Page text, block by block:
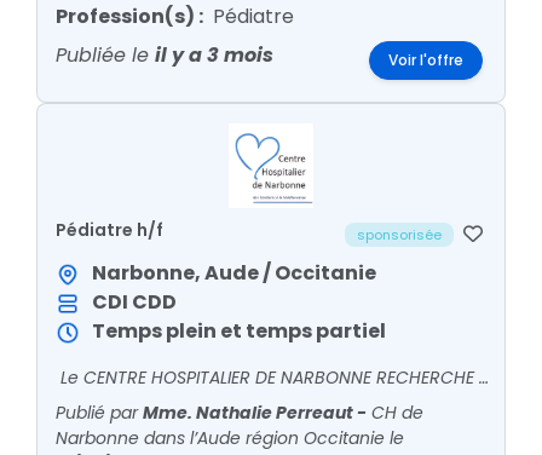
Profession(s) : Pédiatre
Publiée le il y a 3 mois Voir l'offre
Pédiatre h/f sponsorisée
Narbonne, Aude / Occitanie
CDI CDD
Temps plein et temps partiel
Le CENTRE HOSPITALIER DE NARBONNE RECHERCHE UN(E) PÉDIATRE Rejoignez l'équipe dynamique du Pôle Mère-Enfant du Centre Hospitalier de Narbonne !Principal établissement public de santé de
Publié parMme. Nathalie Perreaut- CH de
Narbonne dans l’Aude région Occitanie le